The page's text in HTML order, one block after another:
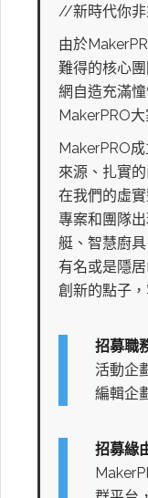
//新時代你
由於
難得的核心
網自造充滿
MakerPRO大
MakerPRO
來源、扎實
在我們的虛
專案和團隊
艇、智慧廚
有名或是隱
創新的點子
招募職
活動企
編輯企
招募緣